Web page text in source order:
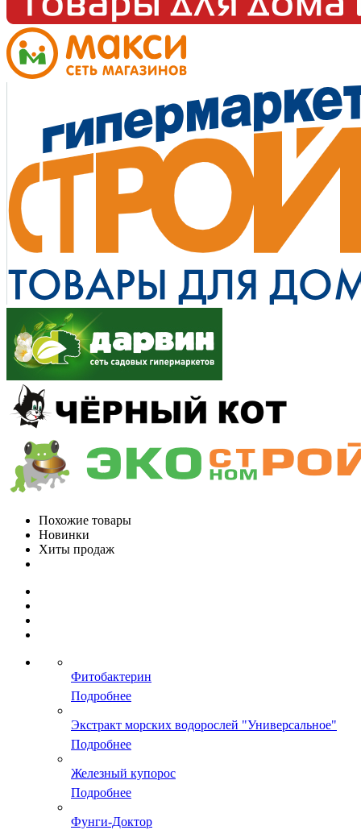
Похожие товары
Новинки
Хиты продаж
Фитобактерин
Подробнее
Экстракт морских водорослей "Универсальное"
Подробнее
Железный купорос
Подробнее
Фунги-Доктор